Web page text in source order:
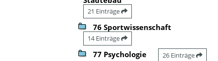
21 Einträge
76 Sportwissenschaft
14 Einträge
77 Psychologie 26 Einträge